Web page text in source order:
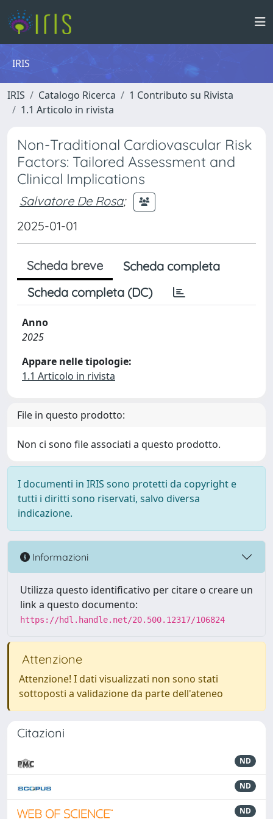
IRIS
IRIS Catalogo Ricerca
1 Contributo su Rivista
1.1 Articolo in rivista
Non-Traditional Cardiovascular Risk
Factors: Tailored Assessment and
Clinical Implications
Salvatore De Rosa;
2025-01-01
Scheda breve
Scheda completa
Scheda completa (DC)
Anno
2025
Appare nelle tipologie:
1.1 Articolo in rivista
File in questo prodotto:
Non ci sono file associati a questo prodotto.
I documenti in IRIS sono protetti da copyright e
tutti i diritti sono riservati, salvo diversa
indicazione.
Informazioni
Utilizza questo identificativo per citare o creare un
link a questo documento:
https://hdl.handle.net/20.500.12317/106824
Attenzione
Attenzione! I dati visualizzati non sono stati
sottoposti a validazione da parte dell'ateneo
Citazioni
ND
ND
ND